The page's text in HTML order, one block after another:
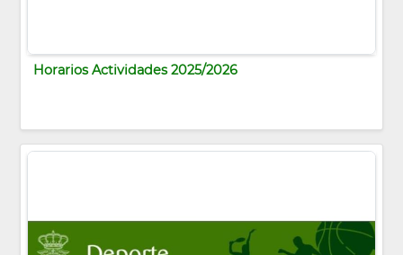
Horarios Actividades 2025/2026